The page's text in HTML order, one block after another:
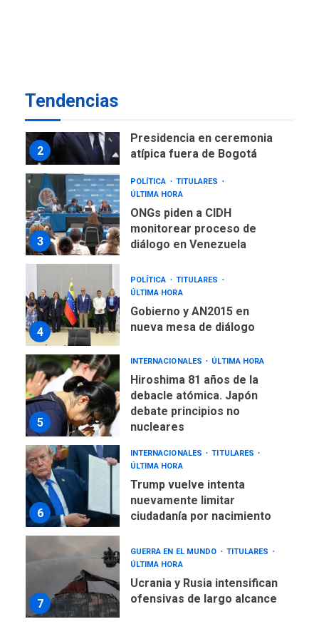
Tendencias
2
Presidencia en ceremonia
atípica fuera de Bogotá
3
POLÍTICA
TITULARES
ÚLTIMA HORA
ONGs piden a CIDH
monitorear proceso de
diálogo en Venezuela
4
POLÍTICA
TITULARES
ÚLTIMA HORA
Gobierno y AN2015 en
nueva mesa de diálogo
5
INTERNACIONALES ÚLTIMA HORA
Hiroshima 81 años de la
debacle atómica. Japón
debate principios no
nucleares
6
INTERNACIONALES
TITULARES
ÚLTIMA HORA
Trump vuelve intenta
nuevamente limitar
ciudadanía por nacimiento
7
GUERRA EN EL MUNDO
TITULARES
ÚLTIMA HORA
Ucrania y Rusia intensifican
ofensivas de largo alcance